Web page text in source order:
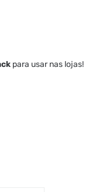
para usar nas lojas!